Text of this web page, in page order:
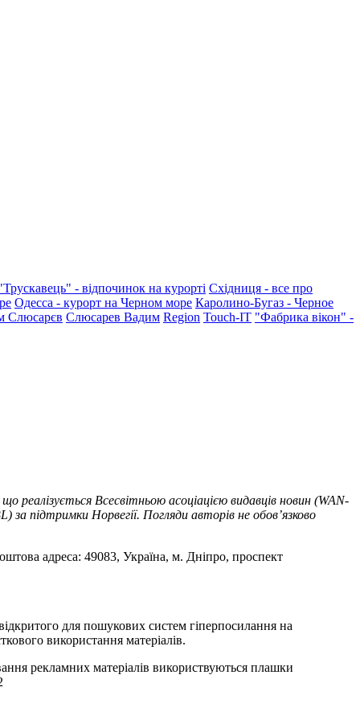
- відпочинок на курорті Східниця - все про
Одесса - курорт на Черном море Каролино-Бугаз - Черное
Слюсарєв Слюсарев Вадим Region Touch-IT "Фабрика вікон" -
Всесвітньою асоціацією видавців новин (WAN-
підтримки Норвегії. Погляди авторів не обов’язково
адреса: 49083, Україна, м. Дніпро, проспект
для пошукових систем гіперпосилання на
використання матеріалів.
рекламних матеріалів використвуються плашки